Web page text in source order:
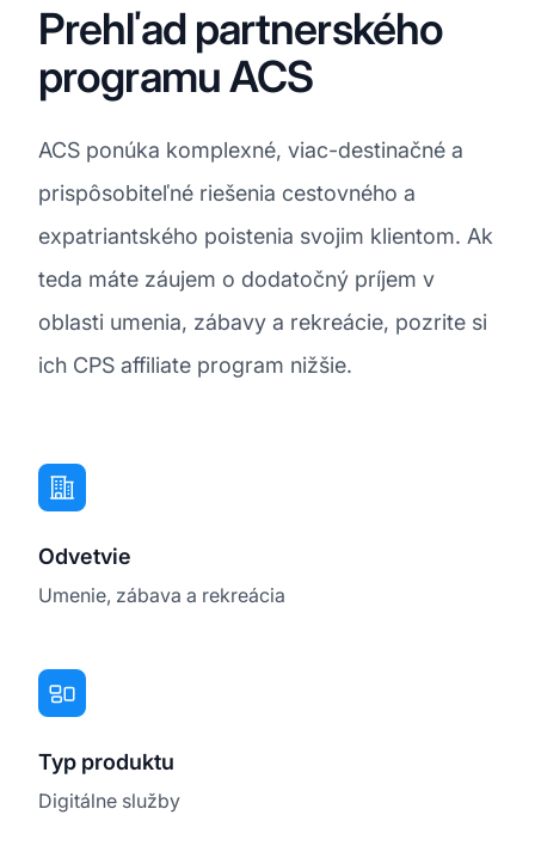
Prehľad partnerského
programu ACS
ACS ponúka komplexné, viac-destinačné a
prispôsobiteľné riešenia cestovného a
expatriantského poistenia svojim klientom. Ak
teda máte záujem o dodatočný príjem v
oblasti umenia, zábavy a rekreácie, pozrite si
ich CPS affiliate program nižšie.
Odvetvie
Umenie, zábava a rekreácia
Typ produktu
Digitálne služby